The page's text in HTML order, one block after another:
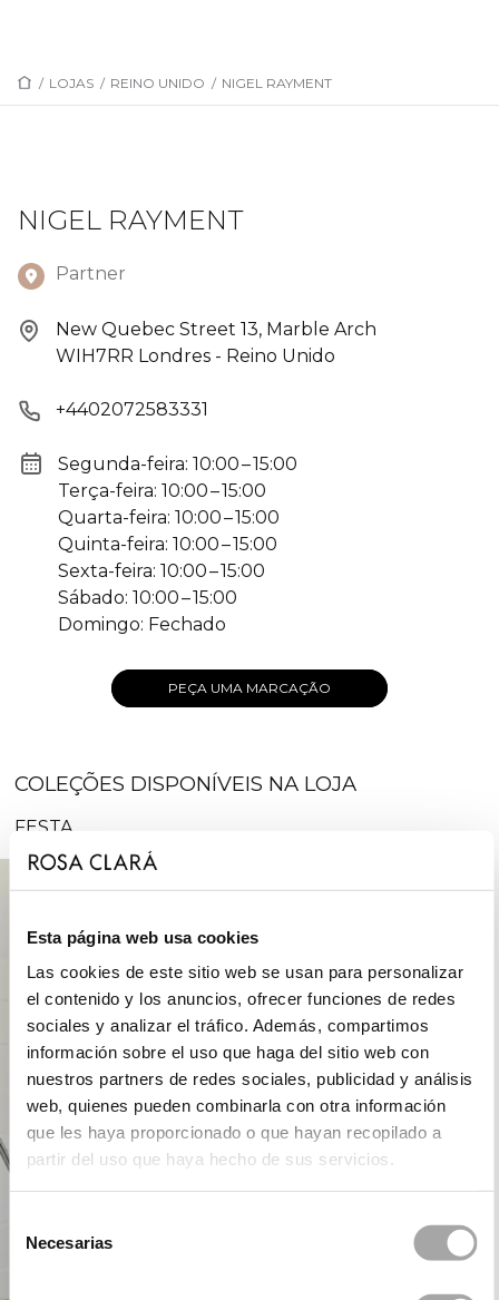
Esta página web usa cookies
Las cookies de este sitio web se usan para personalizar
el contenido y los anuncios, ofrecer funciones de redes
sociales y analizar el tráfico. Además, compartimos
información sobre el uso que haga del sitio web con
nuestros partners de redes sociales, publicidad y análisis
web, quienes pueden combinarla con otra información
que les haya proporcionado o que hayan recopilado a
partir del uso que haya hecho de sus servicios.
Necesarias
/ LOJAS / REINO UNIDO / NIGEL RAYMENT
NIGEL RAYMENT
Partner
New Quebec Street 13, Marble Arch
WIH7RR Londres - Reino Unido
+4402072583331
Segunda-feira: 10:00 – 15:00
Terça-feira: 10:00 – 15:00
Quarta-feira: 10:00 – 15:00
Quinta-feira: 10:00 – 15:00
Sexta-feira: 10:00 – 15:00
Sábado: 10:00 – 15:00
Domingo: Fechado
PEÇA UMA MARCAÇÃO
COLEÇÕES DISPONÍVEIS NA LOJA
FESTA